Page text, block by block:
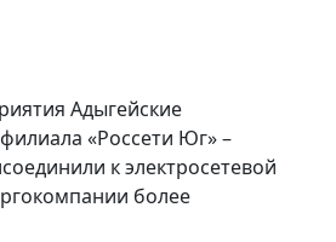
Адыгейские
«Россети Юг» –
к электросетевой
более